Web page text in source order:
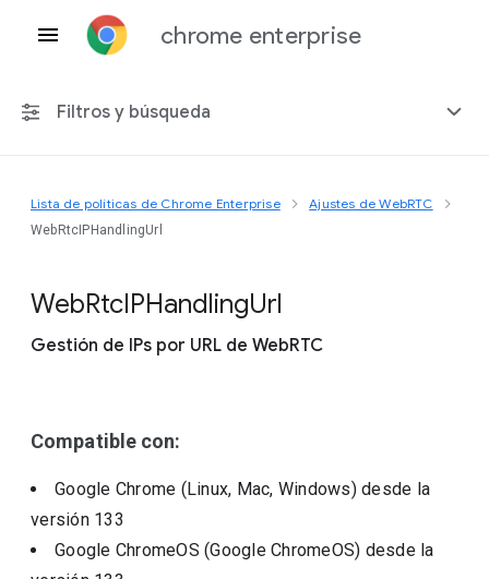
chrome enterprise
Filtros y búsqueda
Cualquier plataforma
Lista de políticas de Chrome Enterprise Ajustes de WebRTC
WebRtcIPHandlingUrl
WebRtcIPHandlingUrl
Gestión de IPs por URL de WebRTC
Compatible con:
Google Chrome (Linux, Mac, Windows)desde la
versión 133
Google ChromeOS (Google ChromeOS) desde la